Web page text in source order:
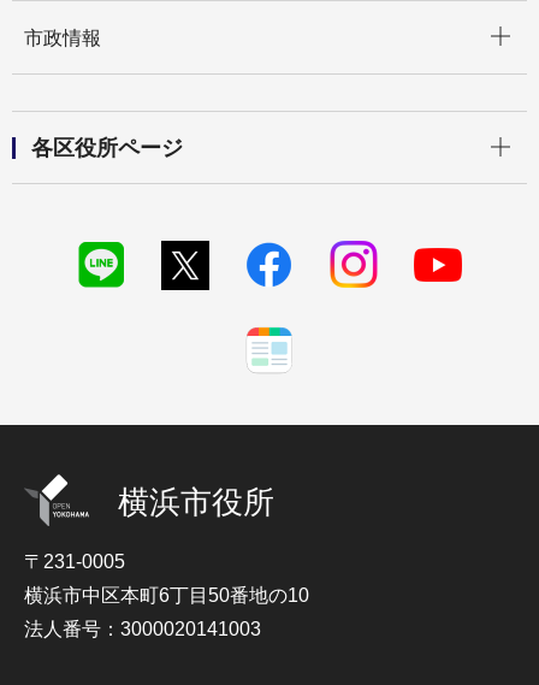
市政情報
各区役所ページ
横浜市役所
〒231-0005
横浜市中区本町6丁目50番地の10
法人番号：3000020141003